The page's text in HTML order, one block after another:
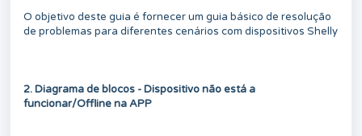
O objetivo deste guia é fornecer um guia básico de resolução
de problemas para diferentes cenários com dispositivos Shelly
2. Diagrama de blocos - Dispositivo não está a
funcionar/Offline na APP